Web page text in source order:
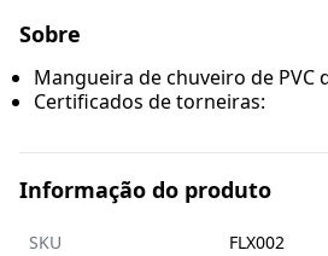
Sobre
Mangueira de chuveiro de PVC
Certificados de torneiras:
Informação do produto
SKU
FLX002